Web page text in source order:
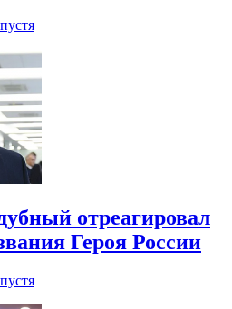
отреагировал
Героя России